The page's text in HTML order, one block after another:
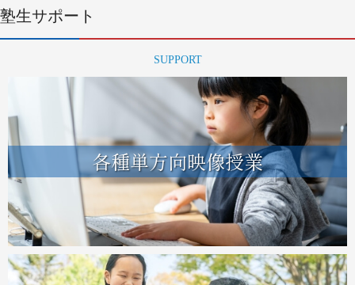
ー
シ
塾生サポート
SUPPORT
各種単方向映像授業